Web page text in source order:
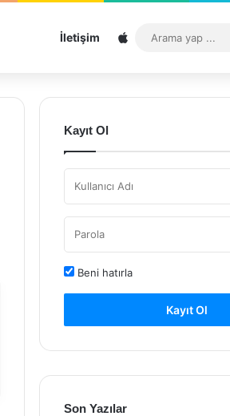
İletişim Sitemap
Kayıt Ol
Beni hatırla
Kayıt Ol
Son Yazılar